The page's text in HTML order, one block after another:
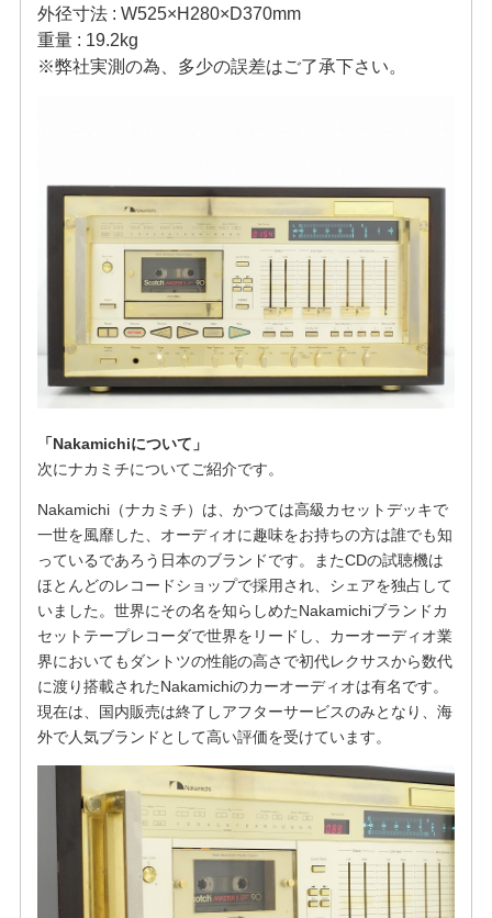
外径寸法 : W525×H280×D370mm
重量 : 19.2kg
※弊社実測の為、多少の誤差はご了承下さい。
「Nakamichiについて」
次にナカミチについてご紹介です。
Nakamichi（ナカミチ）は、かつては高級カセットデッキで
一世を風靡した、オーディオに趣味をお持ちの方は誰でも知
っているであろう日本のブランドです。またCDの試聴機は
ほとんどのレコードショップで採用され、シェアを独占して
いました。世界にその名を知らしめたNakamichiブランドカ
セットテープレコーダで世界をリードし、カーオーディオ業
界においてもダントツの性能の高さで初代レクサスから数代
に渡り搭載されたNakamichiのカーオーディオは有名です。
現在は、国内販売は終了しアフターサービスのみとなり、海
外で人気ブランドとして高い評価を受けています。